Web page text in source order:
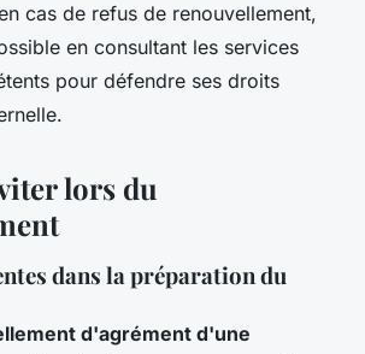
cas de refus de renouvellement,
en consultant les services
pour défendre ses droits
lors du
dans la préparation du
d'agrément d'une